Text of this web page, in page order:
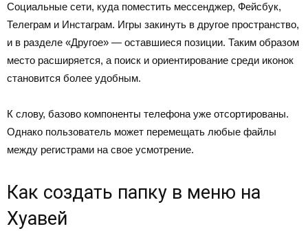
Социальные сети, куда поместить мессенджер, Фейсбук,
Телеграм и Инстаграм. Игры закинуть в другое пространство,
и в разделе «Другое» — оставшиеся позиции. Таким образом
место расширяется, а поиск и ориентирование среди иконок
становится более удобным.
К слову, базово компоненты телефона уже отсортированы.
Однако пользователь может перемещать любые файлы
между регистрами на свое усмотрение.
Как создать папку в меню на
Хуавей